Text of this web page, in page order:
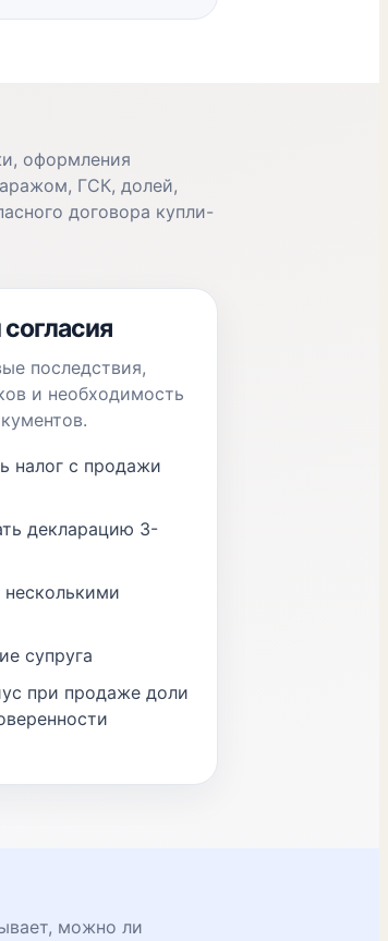
оформления
ГСК, долей,
договора купли-
последствия,
и необходимость
налог с продажи
декларацию 3-
супруга
при продаже доли
можно ли